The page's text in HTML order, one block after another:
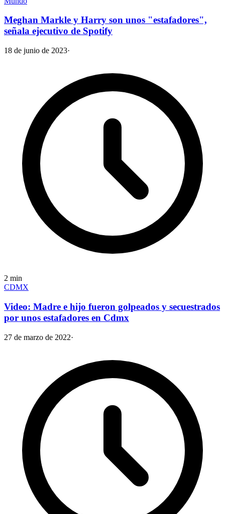
Meghan Markle y Harry son unos "estafadores",
señala ejecutivo de Spotify
18 de junio de 2023·
2 min
CDMX
Video: Madre e hijo fueron golpeados y secuestrados
por unos estafadores en Cdmx
27 de marzo de 2022·